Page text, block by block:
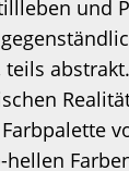
und